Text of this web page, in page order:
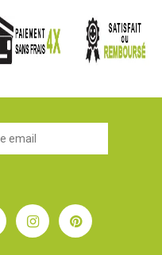
InstagramPinterest